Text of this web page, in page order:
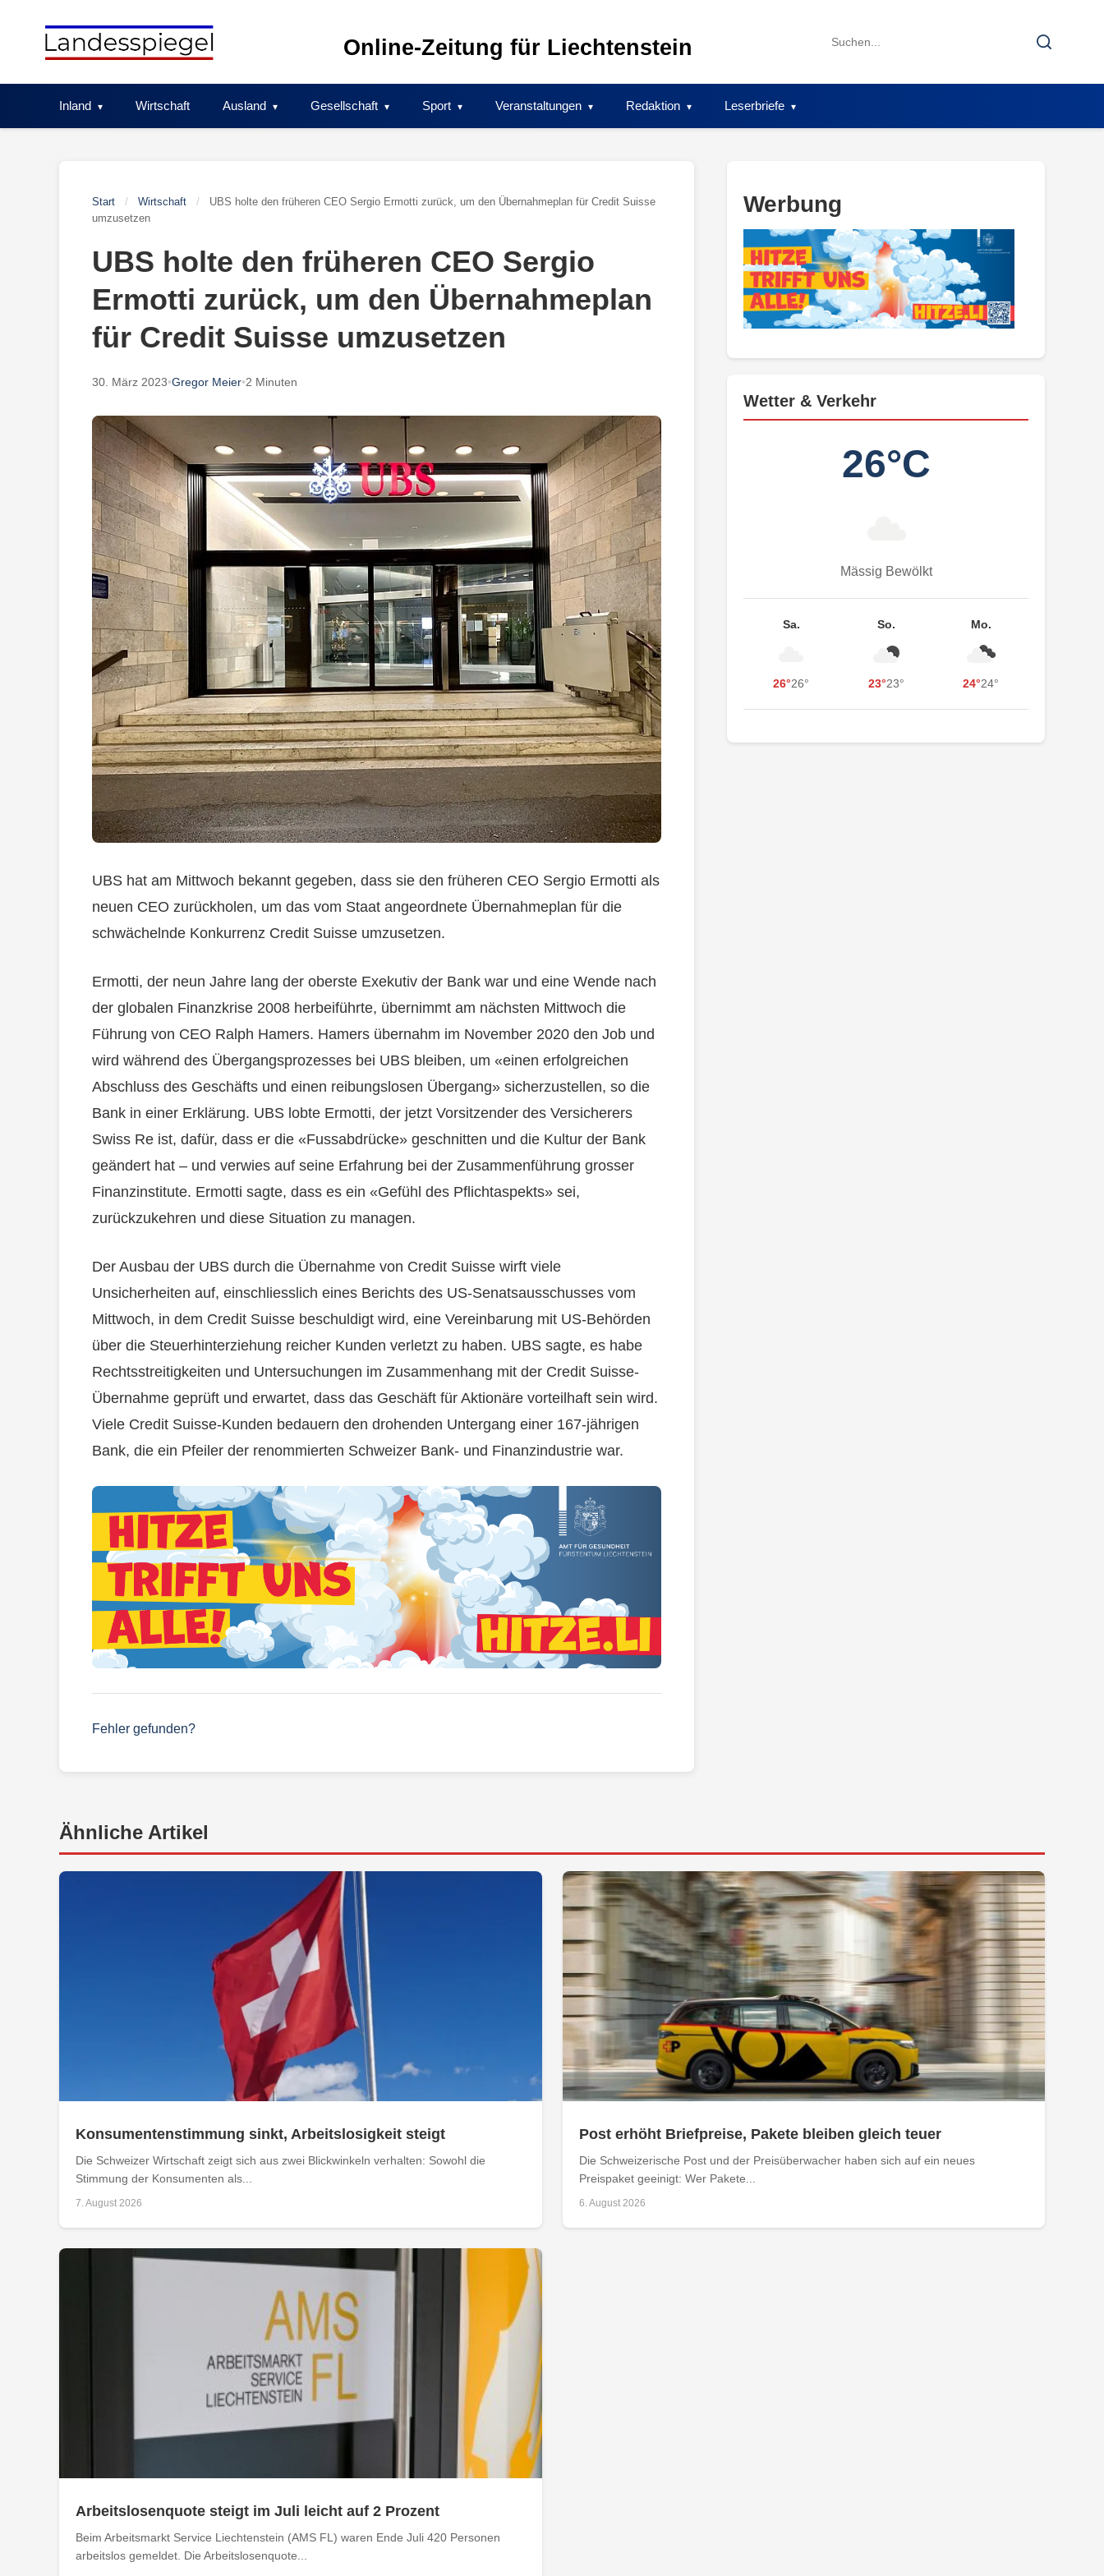
Online-Zeitung für Liechtenstein
Search
Search
Inland Wirtschaft Ausland Gesellschaft Sport Veranstaltungen Redaktion Leserbriefe
Start / Wirtschaft /
UBS holte den früheren CEO Sergio Ermotti zurück, um den Übernahmeplan für Credit Suisse
umzusetzen
UBS holte den früheren CEO Sergio
Ermotti zurück, um den Übernahmeplan
für Credit Suisse umzusetzen
30. März 2023•Gregor Meier•2 Minuten
UBS hat am Mittwoch bekannt gegeben, dass sie den früheren CEO Sergio Ermotti als
neuen CEO zurückholen, um das vom Staat angeordnete Übernahmeplan für die
schwächelnde Konkurrenz Credit Suisse umzusetzen.
Ermotti, der neun Jahre lang der oberste Exekutiv der Bank war und eine Wende nach
der globalen Finanzkrise 2008 herbeiführte, übernimmt am nächsten Mittwoch die
Führung von CEO Ralph Hamers. Hamers übernahm im November 2020 den Job und
wird während des Übergangsprozesses bei UBS bleiben, um «einen erfolgreichen
Abschluss des Geschäfts und einen reibungslosen Übergang» sicherzustellen, so die
Bank in einer Erklärung. UBS lobte Ermotti, der jetzt Vorsitzender des Versicherers
Swiss Re ist, dafür, dass er die «Fussabdrücke» geschnitten und die Kultur der Bank
geändert hat – und verwies auf seine Erfahrung bei der Zusammenführung grosser
Finanzinstitute. Ermotti sagte, dass es ein «Gefühl des Pflichtaspekts» sei,
zurückzukehren und diese Situation zu managen.
Der Ausbau der UBS durch die Übernahme von Credit Suisse wirft viele
Unsicherheiten auf, einschliesslich eines Berichts des US-Senatsausschusses vom
Mittwoch, in dem Credit Suisse beschuldigt wird, eine Vereinbarung mit US-Behörden
über die Steuerhinterziehung reicher Kunden verletzt zu haben. UBS sagte, es habe
Rechtsstreitigkeiten und Untersuchungen im Zusammenhang mit der Credit Suisse-
Übernahme geprüft und erwartet, dass das Geschäft für Aktionäre vorteilhaft sein wird.
Viele Credit Suisse-Kunden bedauern den drohenden Untergang einer 167-jährigen
Bank, die ein Pfeiler der renommierten Schweizer Bank- und Finanzindustrie war.
Fehler gefunden?
Werbung
Wetter & Verkehr
26°C
Mässig Bewölkt
Sa.
26°26°
So.
23°23°
Mo.
24°24°
Ähnliche Artikel
Konsumentenstimmung sinkt, Arbeitslosigkeit steigt
Die Schweizer Wirtschaft zeigt sich aus zwei Blickwinkeln verhalten: Sowohl die
Stimmung der Konsumenten als...
7. August 2026
Post erhöht Briefpreise, Pakete bleiben gleich teuer
Die Schweizerische Post und der Preisüberwacher haben sich auf ein neues
Preispaket geeinigt: Wer Pakete...
6. August 2026
Arbeitslosenquote steigt im Juli leicht auf 2 Prozent
Beim Arbeitsmarkt Service Liechtenstein (AMS FL) waren Ende Juli 420 Personen
arbeitslos gemeldet. Die Arbeitslosenquote...